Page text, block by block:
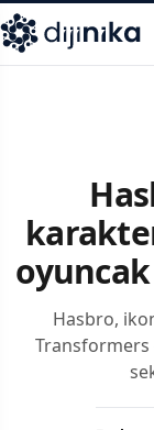
,Marmara
Hasbro,